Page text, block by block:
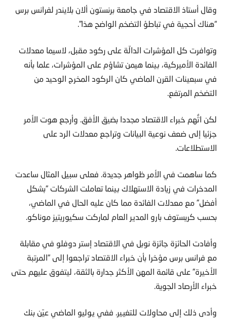
وقال أستاذ الاقتصاد في جامعة برنستون ألان بلايندر لفرانس برس
“هناك أحجية في تباطؤ التضخم الواضح هذا”.
وتوافرت كل المؤشرات الدالّة على ركود مقبل، لاسيما معدلات
الفائدة الأميركية، بينما هيمن تشاؤم على المؤشرات، علما بأنه
في سبعينات القرن الماضي كان الركود المخرج الوحيد من
التضخم المرتفع.
لكن اتُّهم خبراء الاقتصاد مجددا بضيق الأفق. وأرجع هوت الأمر
جزئيا إلى ضعف نوعية البيانات وتراجع معدلات الرد على
الاستطلاعات.
كما ساهمت في الأمر ظواهر جديدة. فعلى سبيل المثال ساعدت
المدخرات في زيادة الاستهلاك بينما تعاملت الشركات “بشكل
أفضل” مع معدلات الفائدة مما كان عليه الحال في الماضي،
بحسب كريستوف بارو المدير العام لماركت سكيوريتيز موناكو.
وأفادت الحائزة جائزة نوبل في الاقتصاد إستر دوفلو في مقابلة
مع فرانس برس مؤخرا بأن خبراء الاقتصاد تراجعوا إلى “المرتبة
الأخيرة” على قائمة المهن الأكثر جدارة بالثقة، ليتفوق عليهم حتى
خبراء الأرصاد الجوية.
وأدى ذلك إلى محاولات للتغيير. ففي يوليو الماضي عيّن بنك